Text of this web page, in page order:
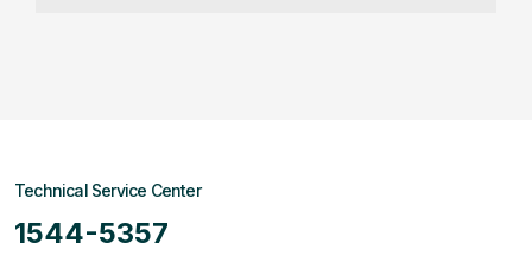
Technical Service Center
1544-5357